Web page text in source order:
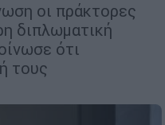
οι πράκτορες
διπλωματική
ότι
τους